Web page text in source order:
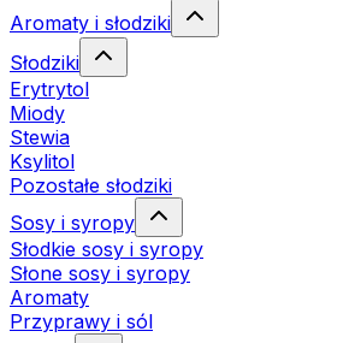
Aromaty i słodziki
Słodziki
Erytrytol
Miody
Stewia
Ksylitol
Pozostałe słodziki
Sosy i syropy
Słodkie sosy i syropy
Słone sosy i syropy
Aromaty
Przyprawy i sól